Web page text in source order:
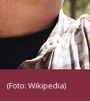
(Foto: Wikipedia)